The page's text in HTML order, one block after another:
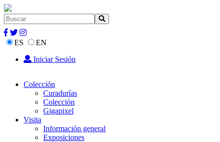
ES
EN
Iniciar Sesión
Colección
Curadurías
Colección
Gigapixel
Visita
Información general
Exposiciones